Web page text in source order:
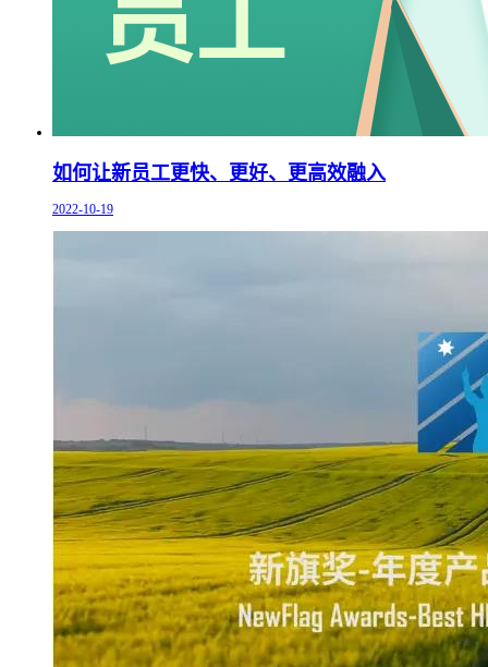
如何让新员工更快、更好、更高效融入
2022-10-19